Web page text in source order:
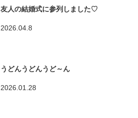
友人の結婚式に参列しました♡
2026.04.8
うどんうどんうど～ん
2026.01.28